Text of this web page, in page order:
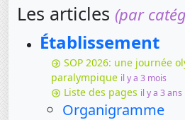
Les articles (par
Établissement
SOP 2026: une journée
paralympique il y a 3 mois
Liste des pages il y a 3 ans
Organigramme